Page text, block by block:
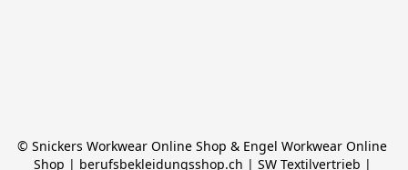
© Snickers Workwear Online Shop & Engel Workwear Online
Shop | berufsbekleidungsshop.ch | SW Textilvertrieb |